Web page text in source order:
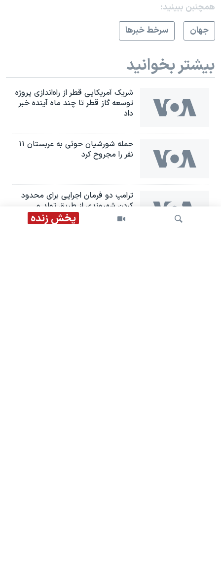
پخش زنده
همچنبن ببینید:
جهان
سرخط خبرها
بیشتر بخوانید
شریک آمریکایی قطر از راه‌اندازی پروژه
توسعه گاز قطر تا چند ماه آینده خبر
داد
حمله شورشیان حوثی به عربستان ۱۱
نفر را مجروح کرد
ترامپ دو فرمان اجرایی برای محدود
کردن شهروندی از طریق تولد و
«گردشگری زایمان» امضا کرد